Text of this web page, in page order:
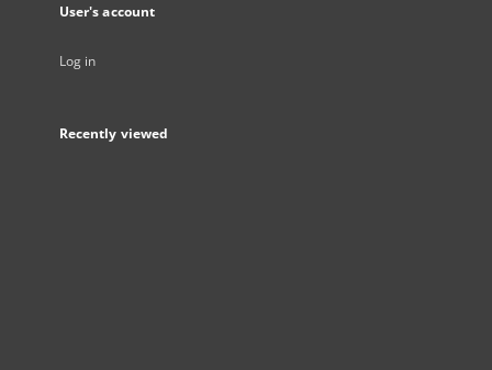
User's account
Log in
Recently viewed